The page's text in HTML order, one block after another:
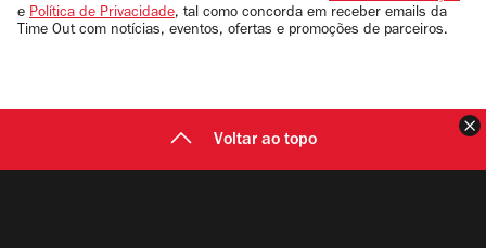
e Política de Privacidade, tal como concorda em receber emails da
Time Out com notícias, eventos, ofertas e promoções de parceiros.
Voltar ao topo